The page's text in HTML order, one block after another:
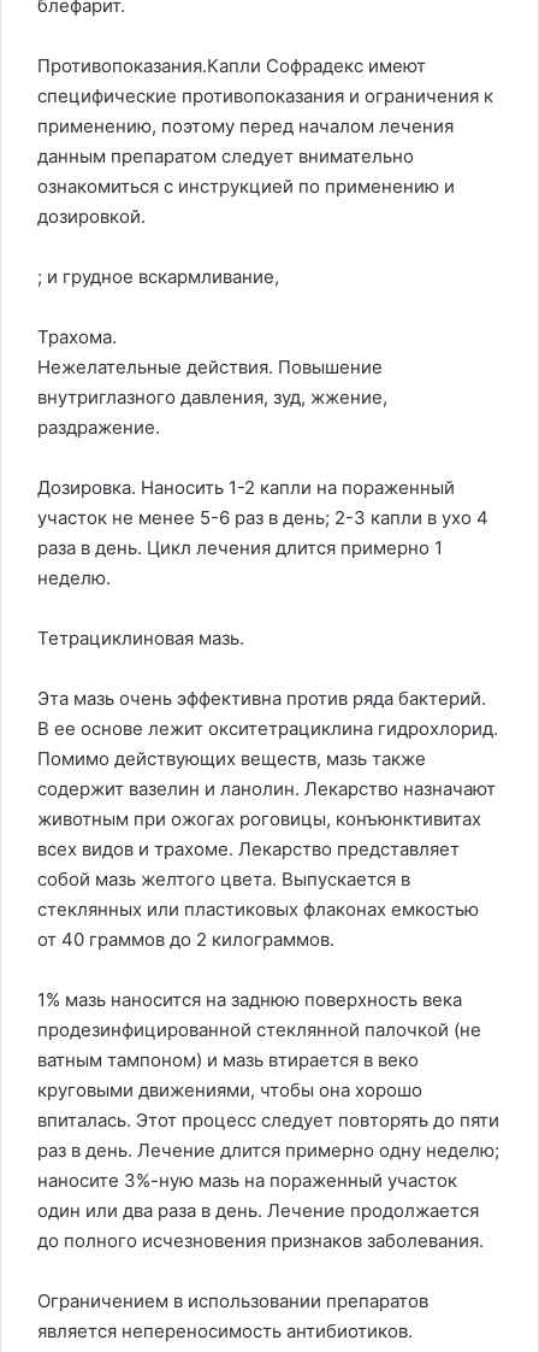
блефарит.
Противопоказания.Капли Софрадекс имеют
специфические противопоказания и ограничения к
применению, поэтому перед началом лечения
данным препаратом следует внимательно
ознакомиться с инструкцией по применению и
дозировкой.
; и грудное вскармливание,
Трахома.
Нежелательные действия. Повышение
внутриглазного давления, зуд, жжение,
раздражение.
Дозировка. Наносить 1-2 капли на пораженный
участок не менее 5-6 раз в день; 2-3 капли в ухо 4
раза в день. Цикл лечения длится примерно 1
неделю.
Тетрациклиновая мазь.
Эта мазь очень эффективна против ряда бактерий.
В ее основе лежит окситетрациклина гидрохлорид.
Помимо действующих веществ, мазь также
содержит вазелин и ланолин. Лекарство назначают
животным при ожогах роговицы, конъюнктивитах
всех видов и трахоме. Лекарство представляет
собой мазь желтого цвета. Выпускается в
стеклянных или пластиковых флаконах емкостью
от 40 граммов до 2 килограммов.
1% мазь наносится на заднюю поверхность века
продезинфицированной стеклянной палочкой (не
ватным тампоном) и мазь втирается в веко
круговыми движениями, чтобы она хорошо
впиталась. Этот процесс следует повторять до пяти
раз в день. Лечение длится примерно одну неделю;
наносите 3%-ную мазь на пораженный участок
один или два раза в день. Лечение продолжается
до полного исчезновения признаков заболевания.
Ограничением в использовании препаратов
является непереносимость антибиотиков.